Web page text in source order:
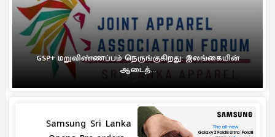
GSP+ மறுவிண்ணப்பம் நெருங்குகிறது: இலங்கையின்
ஆடைத்...
Samsung Sri Lanka